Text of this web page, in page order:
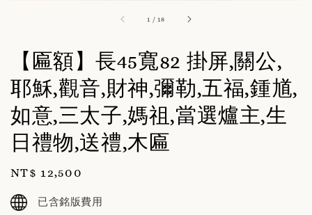
1 /18
【匾額】長45寬82 掛屏,關公,
耶穌,觀音,財神,彌勒,五福,鍾馗,
如意,三太子,媽祖,當選爐主,生
日禮物,送禮,木匾
Regular
price
NT$ 12,500
已含銘版費用